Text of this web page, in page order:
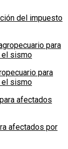
del impuesto
para
el sismo
afectados por